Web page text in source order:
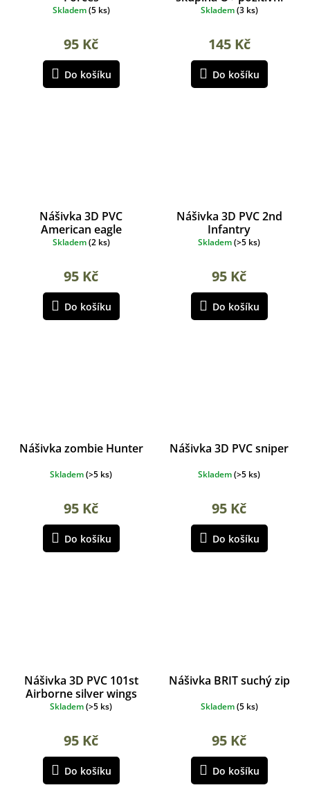
Skladem(5 ks)
95 Kč
Do košíku
Skladem(3 ks)
145 Kč
Do košíku
Nášivka 3D PVC
American eagle
Skladem(2 ks)
95 Kč
Do košíku
Nášivka 3D PVC 2nd
Infantry
Skladem(>5 ks)
95 Kč
Do košíku
Nášivka zombie Hunter
Skladem(>5 ks)
95 Kč
Do košíku
Nášivka 3D PVC sniper
Skladem(>5 ks)
95 Kč
Do košíku
Nášivka 3D PVC 101st
Airborne silver wings
Skladem(>5 ks)
95 Kč
Do košíku
Nášivka BRIT suchý zip
Skladem(5 ks)
95 Kč
Do košíku